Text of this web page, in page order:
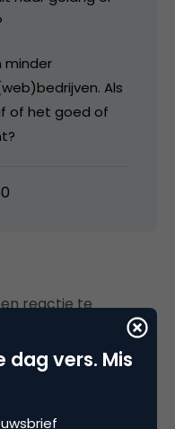
minder
Als
of het goed of
reactie te
dag vers. Mis